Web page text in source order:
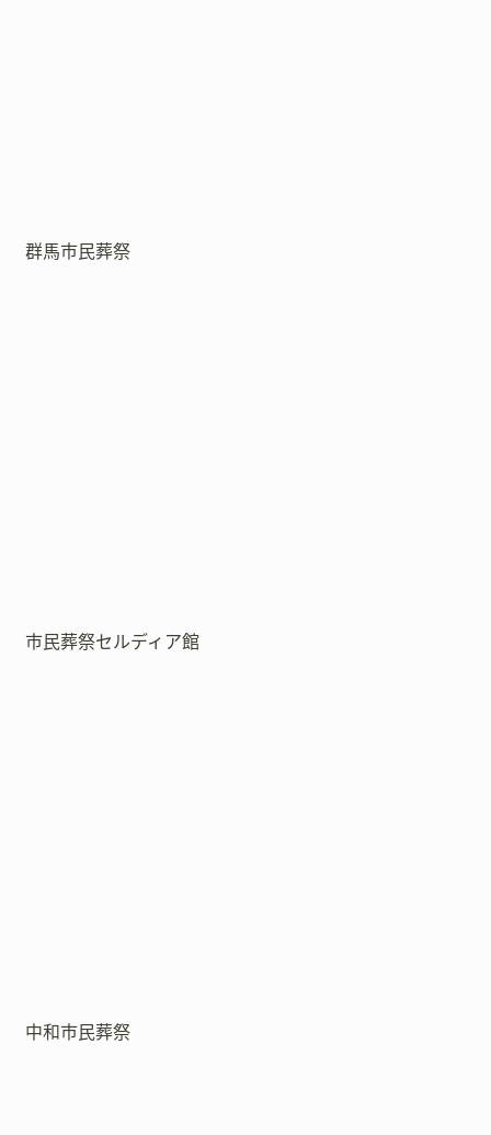
群馬市民葬祭
市民葬祭セルディア館
中和市民葬祭